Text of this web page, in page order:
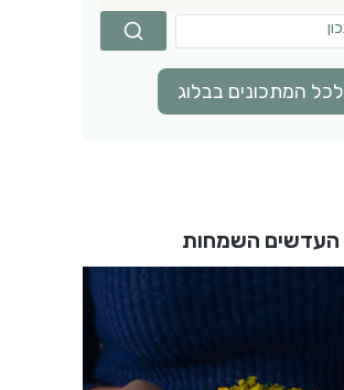
לכל המתכונים בבלוג
העדשים השמחות